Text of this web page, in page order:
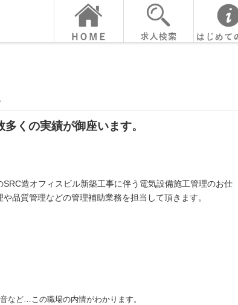
くの実績が御座います。
SRC造オフィスビル新築工事に伴う電気設備施工管理のお仕
品質管理などの管理補助業務を担当して頂きます。
など…この職場の内情がわかります。